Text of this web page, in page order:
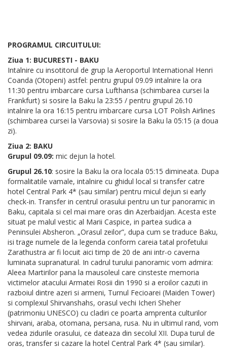
PROGRAMUL CIRCUITULUI:
Ziua 1: BUCURESTI - BAKU
Intalnire cu insotitorul de grup la Aeroportul International Henri
Coanda (Otopeni) astfel: pentru grupul 09.09 intalnire la ora
11:30 pentru imbarcare cursa Lufthansa (schimbarea cursei la
Frankfurt) si sosire la Baku la 23:55 / pentru grupul 26.10
intalnire la ora 16:15 pentru imbarcare cursa LOT Polish Airlines
(schimbarea cursei la Varsovia) si sosire la Baku la 05:15 (a doua
zi).
Ziua 2: BAKU
Grupul 09.09: mic dejun la hotel.
Grupul 26.10: sosire la Baku la ora locala 05:15 dimineata. Dupa
formalitatile vamale, intalnire cu ghidul local si transfer catre
hotel Central Park 4* (sau similar) pentru micul dejun si early
check-in. Transfer in centrul orasului pentru un tur panoramic in
Baku, capitala si cel mai mare oras din Azerbaidjan. Acesta este
situat pe malul vestic al Marii Caspice, in partea sudica a
Peninsulei Absheron. „Orasul zeilor”, dupa cum se traduce Baku,
isi trage numele de la legenda conform careia tatal profetului
Zarathustra ar fi locuit aici timp de 20 de ani intr-o caverna
luminata supranatural. In cadrul turului panoramic vom admira:
Aleea Martirilor pana la mausoleul care cinsteste memoria
victimelor atacului Armatei Rosii din 1990 si a eroilor cazuti in
razboiul dintre azeri si armeni, Turnul Fecioarei (Maiden Tower)
si complexul Shirvanshahs, orasul vechi Icheri Sheher
(patrimoniu UNESCO) cu cladiri ce poarta amprenta culturilor
shirvani, araba, otomana, persana, rusa. Nu in ultimul rand, vom
vedea zidurile orasului, ce dateaza din secolul XII. Dupa turul de
oras, transfer si cazare la hotel Central Park 4* (sau similar).